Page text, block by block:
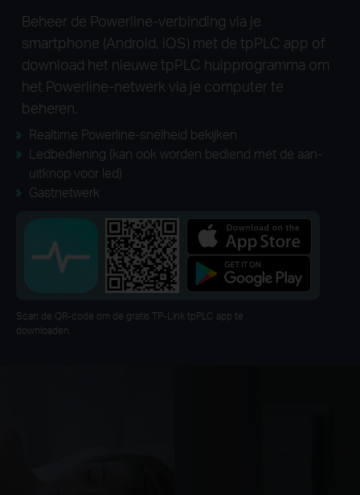
Beheer de Powerline-verbinding via je
smartphone (Android, iOS) met de tpPLC app of
download het nieuwe tpPLC hulpprogramma om
het Powerline-netwerk via je computer te
beheren.
Realtime Powerline-snelheid bekijken
Ledbediening (kan ook worden bediend met de aan-
uitknop voor led)
Gastnetwerk
Scan de QR-code om de gratis TP-Link tpPLC app te
downloaden.